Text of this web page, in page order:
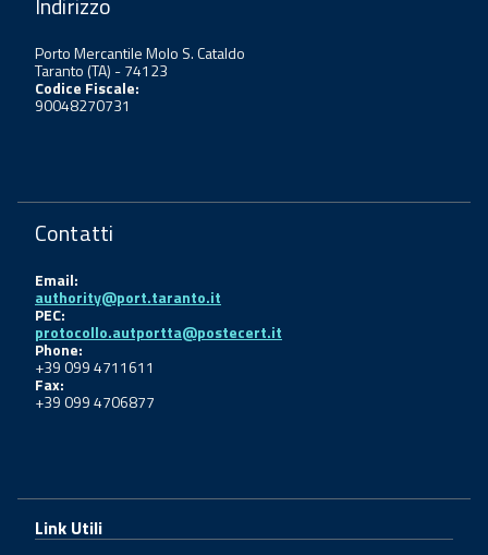
Porto Mercantile Molo S. Cataldo
Taranto (TA) - 74123
Codice Fiscale:
90048270731
Contatti
Email:
authority@port.taranto.it
PEC:
protocollo.autportta@postecert.it
Phone:
+39 099 4711611
Fax:
+39 099 4706877
Link Utili